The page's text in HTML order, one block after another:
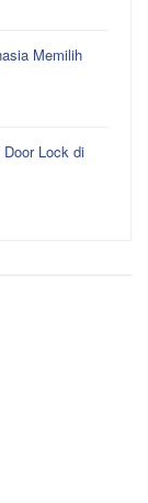
Memilih
Lock di